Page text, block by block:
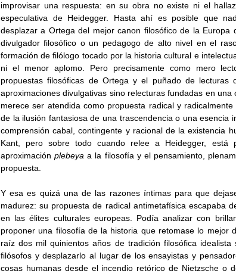
improvisar una respuesta: en su obra no existe ni el
especulativa de Heidegger. Hasta ahí es posible que
desplazar a Ortega del mejor canon filosófico de la
divulgador filosófico o un pedagogo de alto nivel en el
formación de filólogo tocado por la historia cultural e
ni el menor aplomo. Pero precisamente como mero
propuestas filosóficas de Ortega y el puñado de
aproximaciones divulgativas sino relecturas fundadas en
merece ser atendida como propuesta radical y
de la ilusión fantasiosa de una trascendencia o una esencia
comprensión cabal, contingente y racional de la existencia
Kant, pero sobre todo cuando relee a Heidegger,
aproximación plebeya a la filosofía y el pensamiento,
propuesta.
Y esa es quizá una de las razones íntimas para que
madurez: su propuesta de radical antimetafísica escapaba
en las élites culturales europeas. Podía analizar con
proponer una filosofía de la historia que retomase lo mejor
raíz dos mil quinientos años de tradición filosófica
filósofos y desplazarlo al lugar de los ensayistas y
cosas humanas desde el incendio retórico de Nietzsche o